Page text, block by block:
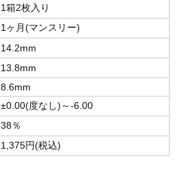
1箱2枚入り
1ヶ月(マンスリー)
14.2mm
13.8mm
8.6mm
±0.00(度なし)～-6.00
38％
1,375円(税込)